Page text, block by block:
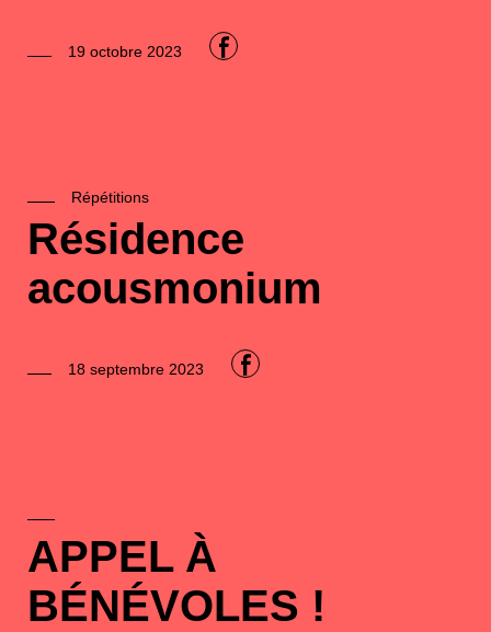
19 octobre 2023 F
Répétitions
Résidence
acousmonium
18 septembre 2023 F
APPEL À
BÉNÉVOLES !